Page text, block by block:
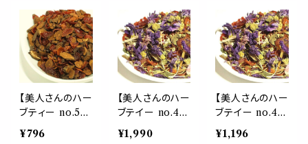
ニップ リンデン
ローズピンク ロ
ーズヒップ 美味
しい お茶 不眠
ストレス ぐっす
り 茶葉 母の日
ギフト プレゼン
ト 贈り物
チコリロースト
ローズヒップ ノ
ンカフェイン 食
物繊維 茶葉 ギ
フト 母の日 贈り
物 プレゼント 習
慣
チコリロースト
ローズヒップ ノ
ンカフェイン 食
物繊維 茶葉 ギ
フト 母の日 贈り
物 プレゼント 習
慣
【美人さんのハー
ブティー no.5】
デトックス ブレ
ンド リーフ 20g
¥796
【美人さんのハー
ブテイー no.4】
予防 ブレンド リ
ーフ 50g 免疫
¥1,990
【美人さんのハー
ブテイー no.4】
予防 ブレンド リ
ーフ 30g 免疫
¥1,196